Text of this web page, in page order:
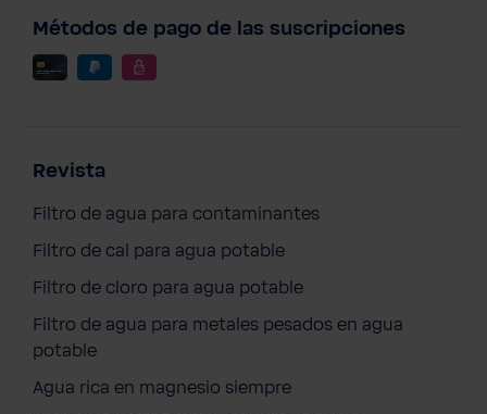
Métodos de pago de las suscripciones
Revista
Filtro de agua para contaminantes
Filtro de cal para agua potable
Filtro de cloro para agua potable
Filtro de agua para metales pesados en agua
potable
Agua rica en magnesio siempre